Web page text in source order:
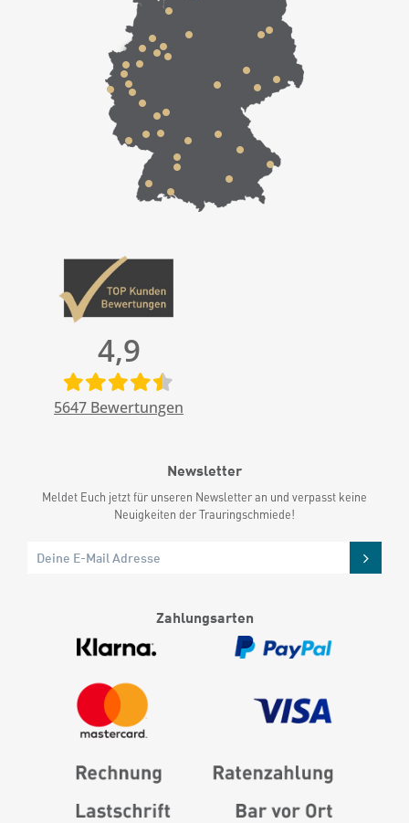
4,9
5647 Bewertungen
Newsletter
Meldet Euch jetzt für unseren Newsletter an und verpasst keine
Neuigkeiten der Trauringschmiede!
Zahlungsarten